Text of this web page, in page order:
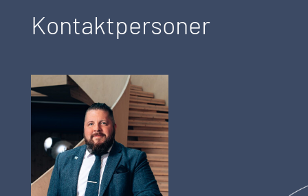
Kontaktpersoner